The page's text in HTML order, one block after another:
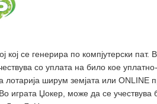
се генерира по компјутерски пат.
со уплата на било кое уплатно-
ширум земјата или ONLINE
играта Џокер, може да се учествува